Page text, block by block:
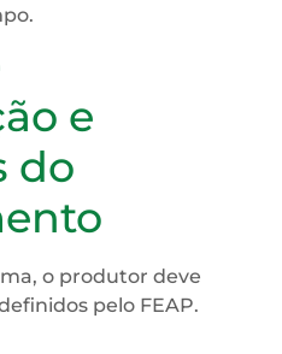
e
do
o produtor deve
pelo FEAP.